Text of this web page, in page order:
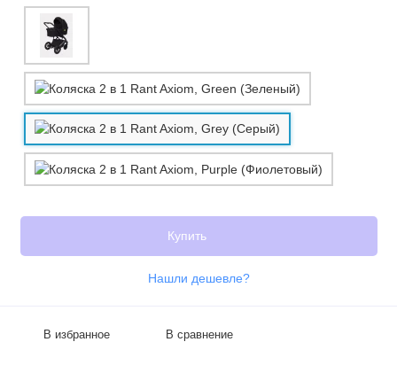
Купить
Нашли дешевле?
В избранное В сравнение